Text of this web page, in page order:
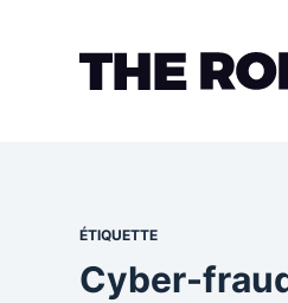
ÉTIQUETTE
Cyber-